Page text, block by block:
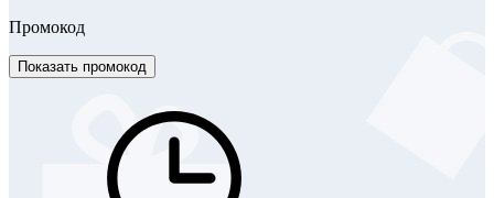
Промокод
Показать промокод